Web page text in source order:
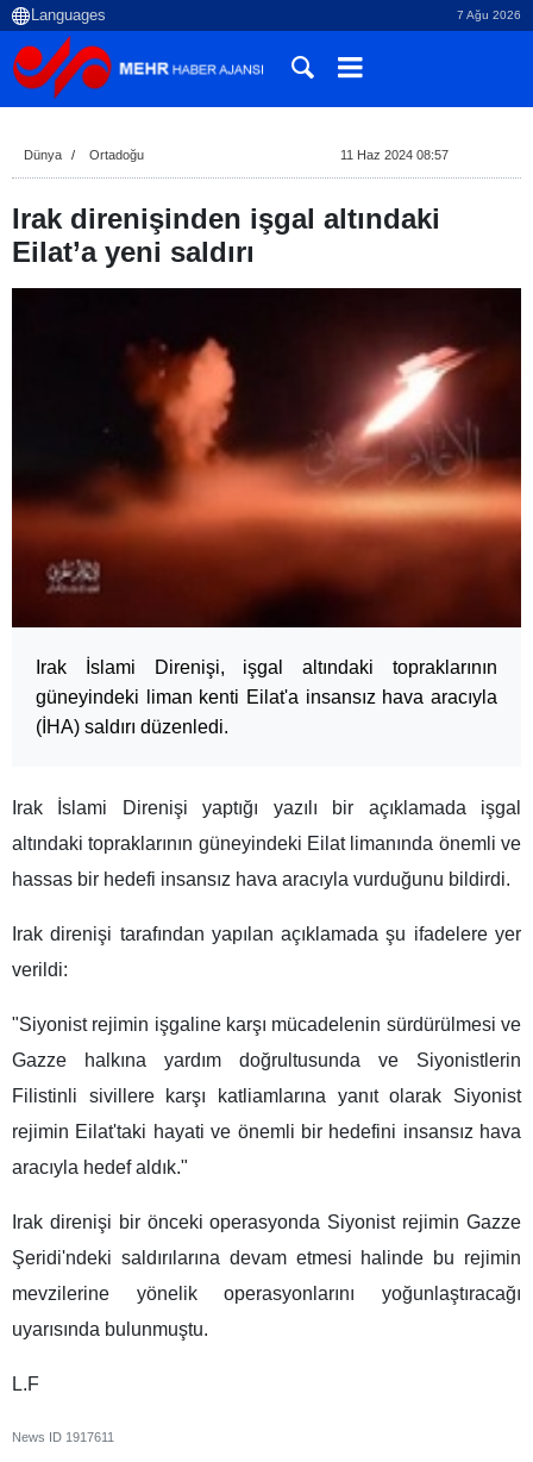
7 Ağu 2026
Dünya Ortadoğu 11 Haz 2024 08:57
Irak direnişinden işgal altındaki
Eilat’a yeni saldırı
Irak İslami Direnişi, işgal altındaki topraklarının
güneyindeki liman kenti Eilat'a insansız hava aracıyla
(İHA) saldırı düzenledi.
Irak İslami Direnişi yaptığı yazılı bir açıklamada işgal
altındaki topraklarının güneyindeki Eilat limanında önemli ve
hassas bir hedefi insansız hava aracıyla vurduğunu bildirdi.
Irak direnişi tarafından yapılan açıklamada şu ifadelere yer
verildi:
"Siyonist rejimin işgaline karşı mücadelenin sürdürülmesi ve
Gazze halkına yardım doğrultusunda ve Siyonistlerin
Filistinli sivillere karşı katliamlarına yanıt olarak Siyonist
rejimin Eilat'taki hayati ve önemli bir hedefini insansız hava
aracıyla hedef aldık."
Irak direnişi bir önceki operasyonda Siyonist rejimin Gazze
Şeridi'ndeki saldırılarına devam etmesi halinde bu rejimin
mevzilerine yönelik operasyonlarını yoğunlaştıracağı
uyarısında bulunmuştu.
L.F
News ID 1917611